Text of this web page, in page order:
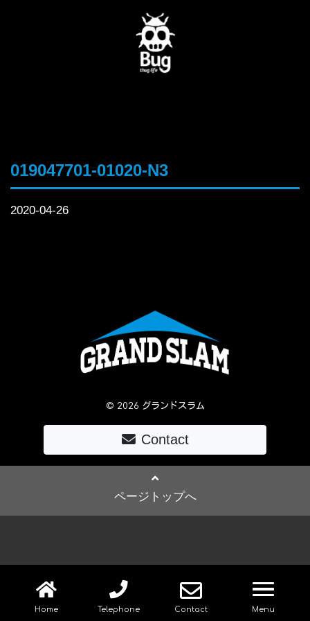
Home Telephone Contact Menu
019047701-01020-N3
2020-04-26
© 2026 グランドスラム
Contact
ページトップへ